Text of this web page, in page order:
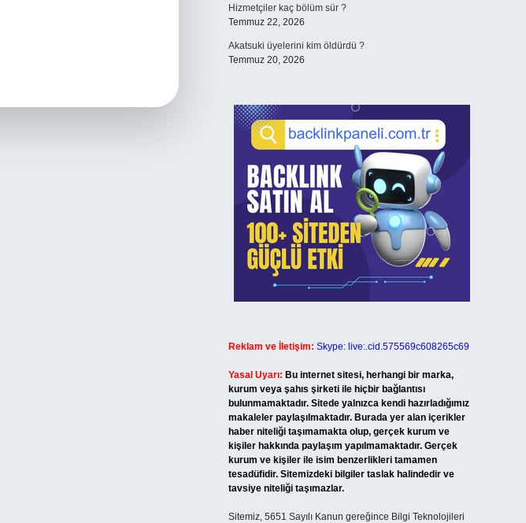
Hizmetçiler kaç bölüm sür ?
Temmuz 22, 2026
Akatsuki üyelerini kim öldürdü ?
Temmuz 20, 2026
Reklam ve İletişim: Skype: live:.cid.575569c608265c69
Yasal Uyarı: Bu internet sitesi, herhangi bir marka,
kurum veya şahıs şirketi ile hiçbir bağlantısı
bulunmamaktadır. Sitede yalnızca kendi hazırladığımız
makaleler paylaşılmaktadır. Burada yer alan içerikler
haber niteliği taşımamakta olup, gerçek kurum ve
kişiler hakkında paylaşım yapılmamaktadır. Gerçek
kurum ve kişiler ile isim benzerlikleri tamamen
tesadüfidir. Sitemizdeki bilgiler taslak halindedir ve
tavsiye niteliği taşımazlar.
Sitemiz, 5651 Sayılı Kanun gereğince Bilgi Teknolojileri